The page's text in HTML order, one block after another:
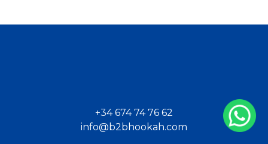
+34 674 74 76 62
info@b2bhookah.com